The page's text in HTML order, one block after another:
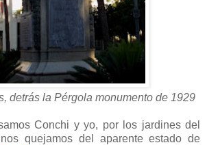
detrás la Pérgola monumento de 1929
Conchi y yo, por los jardines del
quejamos del aparente estado de